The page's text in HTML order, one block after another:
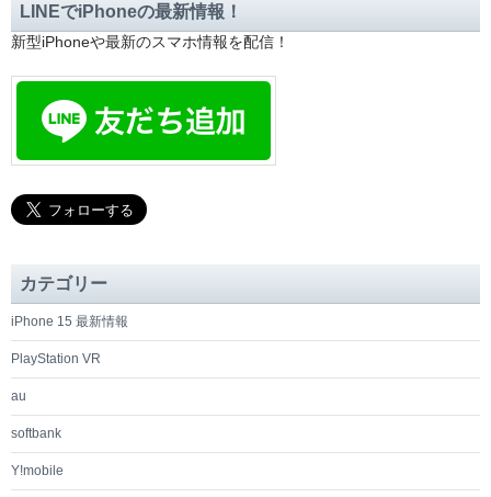
LINEでiPhoneの最新情報！
新型iPhoneや最新のスマホ情報を配信！
カテゴリー
iPhone 15 最新情報
PlayStation VR
au
softbank
Y!mobile